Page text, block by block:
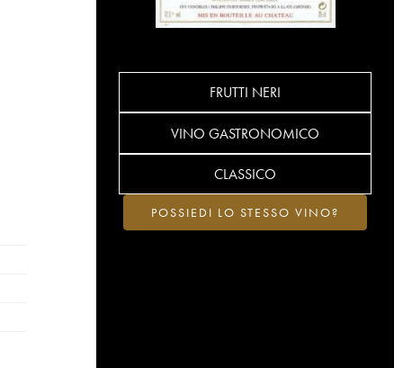
FRUTTI NERI
VINO GASTRONOMICO
CLASSICO
POSSIEDI LO STESSO VINO?